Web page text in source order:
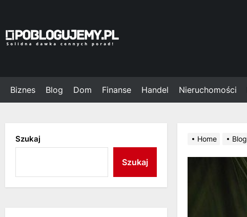
the
content
Biznes Blog Dom Finanse Handel Nieruchomości
Home Blog
Szukaj
Szukaj